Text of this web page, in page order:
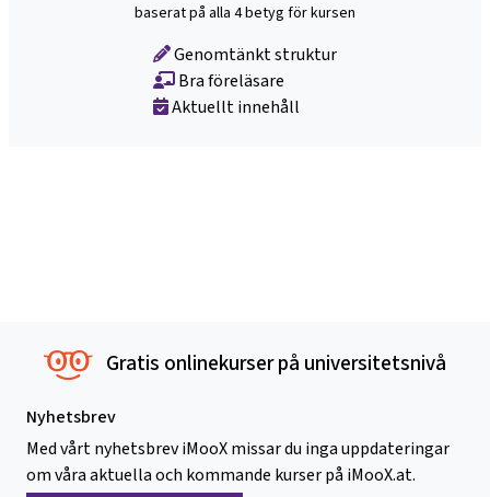
baserat på alla 4 betyg för kursen
Genomtänkt struktur
Bra föreläsare
Aktuellt innehåll
Gratis onlinekurser på universitetsnivå
Nyhetsbrev
Med vårt nyhetsbrev iMooX missar du inga uppdateringar
om våra aktuella och kommande kurser på iMooX.at.